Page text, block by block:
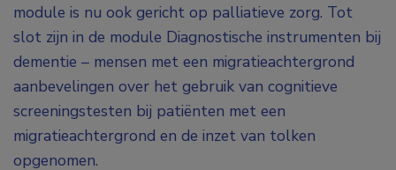
module is nu ook gericht op palliatieve zorg. Tot
slot zijn in de module Diagnostische instrumenten bij
dementie – mensen met een migratieachtergrond
aanbevelingen over het gebruik van cognitieve
screeningstesten bij patiënten met een
migratieachtergrond en de inzet van tolken
opgenomen.